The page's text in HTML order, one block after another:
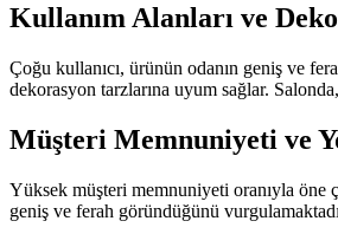
Kullanım Alanları ve
Çoğu kullanıcı, ürünün odanın geniş ve
dekorasyon tarzlarına uyum sağlar.
Müşteri Memnuniyeti ve
Yüksek müşteri memnuniyeti oranıyla öne
geniş ve ferah göründüğünü